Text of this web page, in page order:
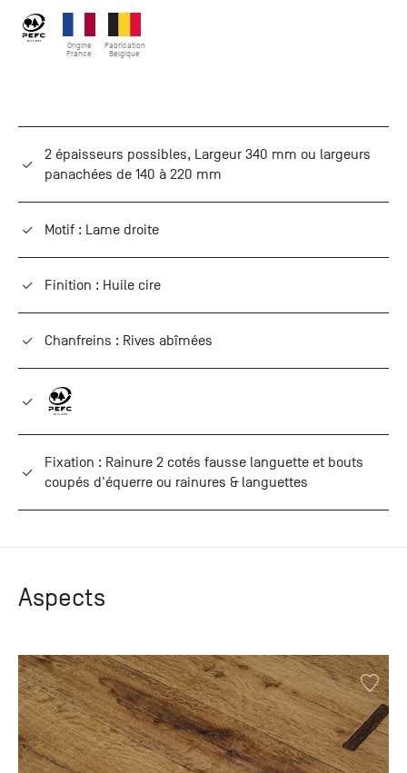
Origine
France
Fabrication
Belgique
2 épaisseurs possibles, Largeur 340 mm ou largeurs
panachées de 140 à 220 mm
Motif : Lame droite
Finition : Huile cire
Chanfreins : Rives abîmées
Fixation : Rainure 2 cotés fausse languette et bouts
coupés d'équerre ou rainures & languettes
Aspects